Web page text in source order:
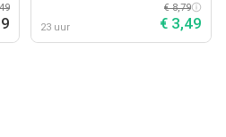
23 uur
€ 8,79
€ 3,49